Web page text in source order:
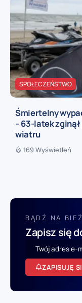
SPOŁECZEŃSTWO
Śmiertelny
– 63-latek
wiatru
169 Wyświetleń
BĄDŹ NA
Zapisz się
ZAPISUJĘ